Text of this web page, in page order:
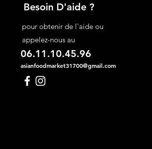
Besoin D'aide ?
pour obtenir de l'aide ou
appelez-nous au
06.11.10.45.96
asianfoodmarket31700@gmail.com